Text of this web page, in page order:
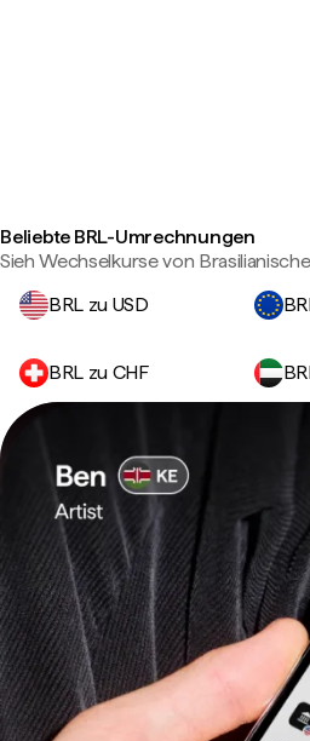
Beliebte BRL-Umrechnungen
Sieh Wechselkurse von
BRL zu USD
BRL zu CHF